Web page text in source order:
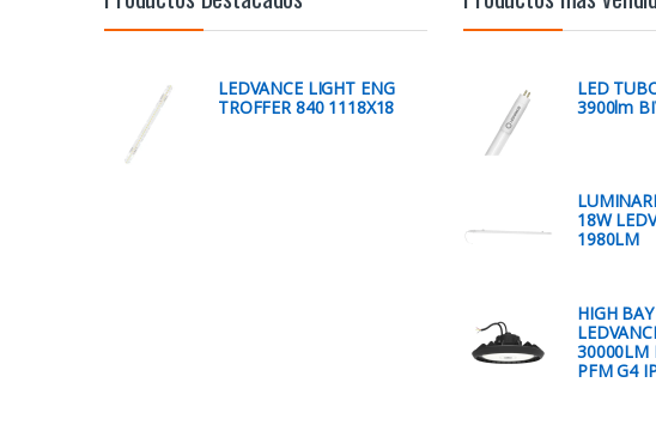
LEDVANCE LIGHT ENG
TROFFER 840 1118X18
LED
3900lm
18W
1980LM
HIGH
30000LM
PFM G4